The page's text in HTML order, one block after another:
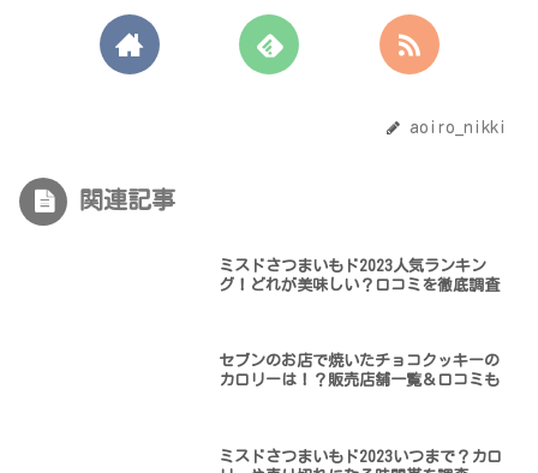
aoiro_nikki
関連記事
ミスドさつまいもド2023人気ランキン
グ！どれが美味しい？口コミを徹底調査
セブンのお店で焼いたチョコクッキーの
カロリーは！？販売店舗一覧＆口コミも
ミスドさつまいもド2023いつまで？カロ